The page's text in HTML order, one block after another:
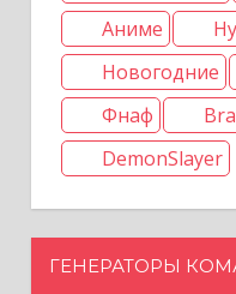
Аниме
Новогодние
Фнаф
DemonSlayer
ГЕНЕРАТОРЫ